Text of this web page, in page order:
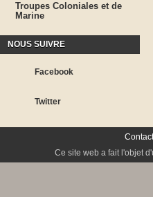
Troupes Coloniales et de
Marine
NOUS SUIVRE
Facebook
Twitter
Contact
Ce site web a fait l'objet